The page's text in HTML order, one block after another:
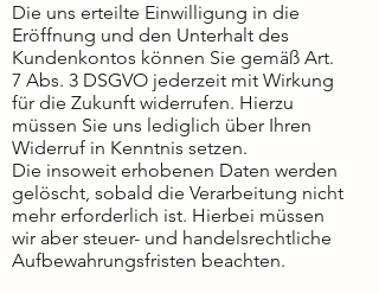
Die uns erteilte Einwilligung in die
Eröffnung und den Unterhalt des
Kundenkontos können Sie gemäß Art.
7 Abs. 3 DSGVO jederzeit mit Wirkung
für die Zukunft widerrufen. Hierzu
müssen Sie uns lediglich über Ihren
Widerruf in Kenntnis setzen.
Die insoweit erhobenen Daten werden
gelöscht, sobald die Verarbeitung nicht
mehr erforderlich ist. Hierbei müssen
wir aber steuer- und handelsrechtliche
Aufbewahrungsfristen beachten.